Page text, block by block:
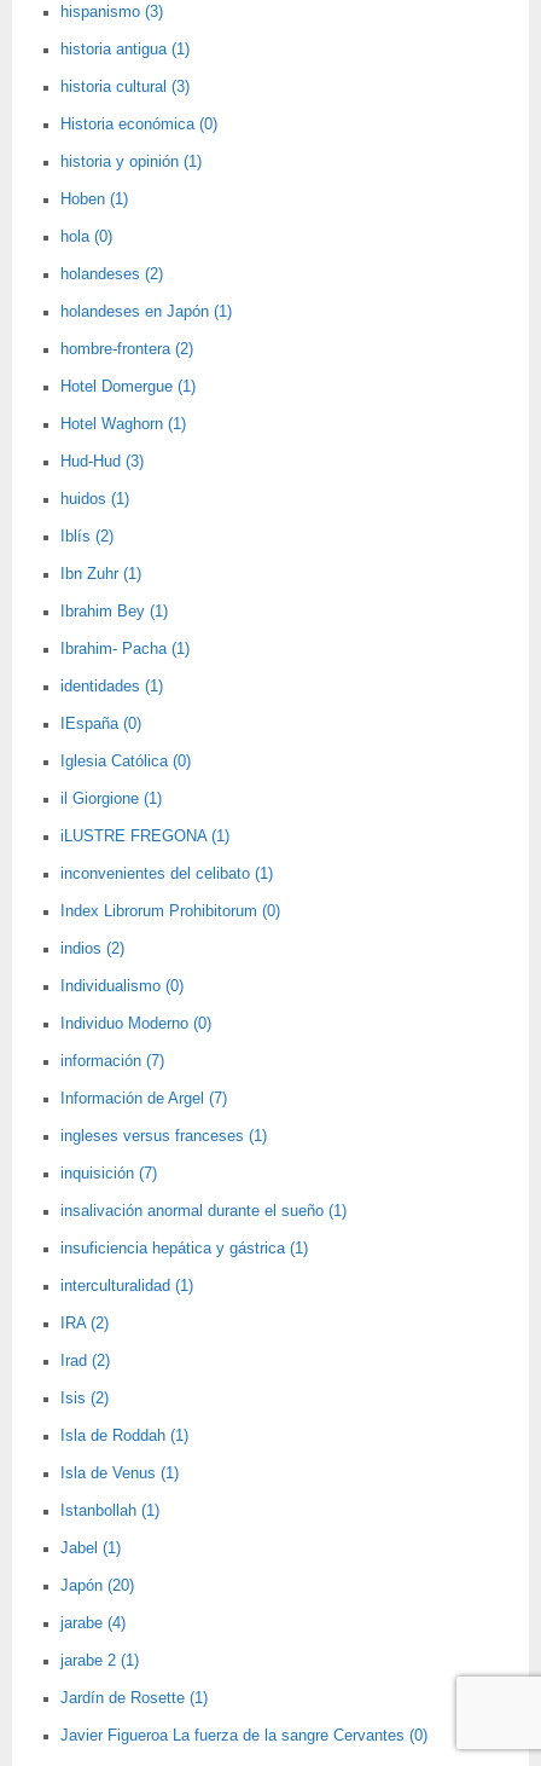
hispanismo (3)
historia antigua (1)
historia cultural (3)
Historia económica (0)
historia y opinión (1)
Hoben (1)
hola (0)
holandeses (2)
holandeses en Japón (1)
hombre-frontera (2)
Hotel Domergue (1)
Hotel Waghorn (1)
Hud-Hud (3)
huidos (1)
Iblís (2)
Ibn Zuhr (1)
Ibrahim Bey (1)
Ibrahim- Pacha (1)
identidades (1)
IEspaña (0)
Iglesia Católica (0)
il Giorgione (1)
iLUSTRE FREGONA (1)
inconvenientes del celibato (1)
Index Librorum Prohibitorum (0)
indios (2)
Individualismo (0)
Individuo Moderno (0)
información (7)
Información de Argel (7)
ingleses versus franceses (1)
inquisición (7)
insalivación anormal durante el sueño (1)
insuficiencia hepática y gástrica (1)
interculturalidad (1)
IRA (2)
Irad (2)
Isis (2)
Isla de Roddah (1)
Isla de Venus (1)
Istanbollah (1)
Jabel (1)
Japón (20)
jarabe (4)
jarabe 2 (1)
Jardín de Rosette (1)
Javier Figueroa La fuerza de la sangre Cervantes (0)